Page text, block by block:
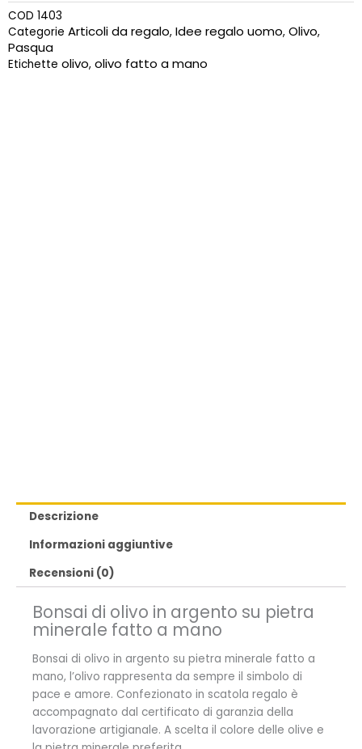
quantità
COD 1403
Categorie Articoli da regalo, Idee regalo uomo, Olivo,
Pasqua
Etichette olivo, olivo fatto a mano
Descrizione
Informazioni aggiuntive
Recensioni (0)
Bonsai di olivo in argento su pietra
minerale fatto a mano
Bonsai di olivo in argento su pietra minerale fatto a
mano, l’olivo rappresenta da sempre il simbolo di
pace e amore. Confezionato in scatola regalo è
accompagnato dal certificato di garanzia della
lavorazione artigianale. A scelta il colore delle olive e